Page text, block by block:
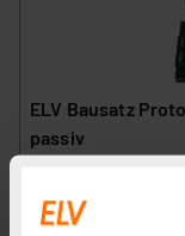
ELV Bausatz
passiv
2